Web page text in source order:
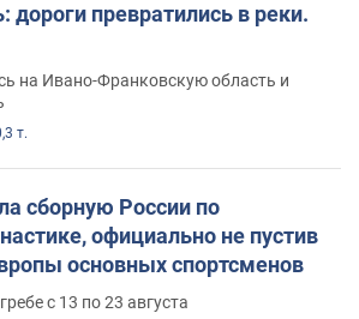
дороги превратились в реки.
на Ивано-Франковскую область и
т.
сборную России по
официально не пустив
основных спортсменов
с 13 по 23 августа